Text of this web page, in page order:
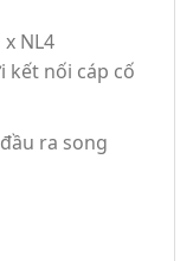
x NL4
kết nối cáp cố
ra song